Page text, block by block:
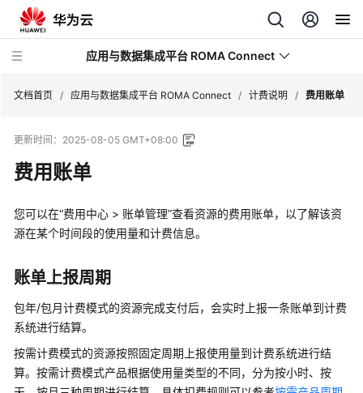
应用与数据集成平台 ROMA Connect
最
新
动
产
介
计
费
说
明
文档首页 / 应用与数据集成平台 ROMA Connect / 计费说明 / 费用账单
更新时间： 2025-08-05 GMT+08:00
费用账单
您可以在“费用中心 > 账单管理”查看资源的费用账单，以了解该资
源在某个时间段的使用量和计费信息。
账单上报周期
包年/包月计费模式的资源完成支付后，会实时上报一条账单到计费
系统进行结算。
按需计费模式的资源按照固定周期上报使用量到计费系统进行结
算。按需计费模式产品根据使用量类型的不同，分为按小时、按